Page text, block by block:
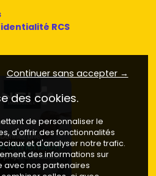
RCS
Continuer sans accepter →
des cookies.
de personnaliser le
d'offrir des fonctionnalités
et d'analyser notre trafic.
des informations sur
avec nos partenaires